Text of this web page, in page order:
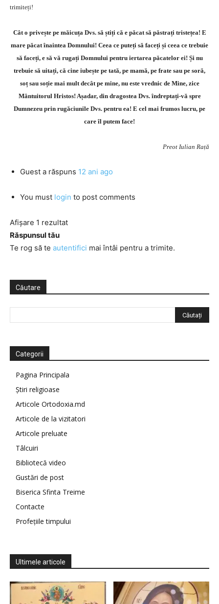
trimiteți!
Cât o privește pe măicuța Dvs. să știți că e păcat să păstrați tristețea! E
mare păcat înaintea Domnului! Ceea ce puteți să faceți și ceea ce trebuie
să faceți, e să vă rugați Domnului pentru iertarea păcatelor ei! Și nu
trebuie să uitați, că cine iubește pe tată, pe mamă, pe frate sau pe soră,
soț sau soție mai mult decât pe mine, nu este vrednic de Mine, zice
Mântuitorul Hristos! Așadar, din dragostea Dvs. îndreptați-vă spre
Dumnezeu prin rugăciunile Dvs. pentru ea! E cel mai frumos lucru, pe
care îl putem face!
Preot Iulian Rață
Guest a răspuns 12 ani ago
You must login to post comments
Afișare 1 rezultat
Răspunsul tău
Te rog să te autentifici mai întâi pentru a trimite.
Căutare
Categorii
Pagina Principala
Știri religioase
Articole Ortodoxia.md
Articole de la vizitatori
Articole preluate
Tâlcuiri
Bibliotecă video
Gustări de post
Biserica Sfinta Treime
Contacte
Profețiile timpului
Ultimele articole